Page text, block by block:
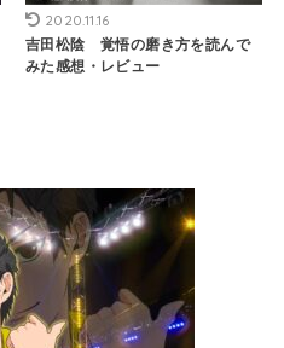
2020.11.16
吉田松陰 覚悟の磨き方を読んで
みた感想・レビュー